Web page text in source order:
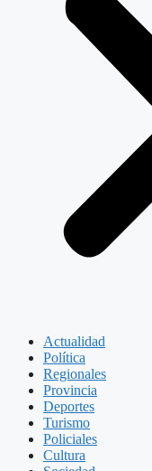
Actualidad
Política
Regionales
Provincia
Deportes
Turismo
Policiales
Cultura